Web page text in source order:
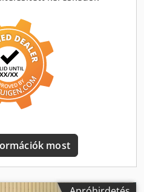
- opcionális:
automatikus
- Jelzőfény a működési
Adqsf - EZCAD
lézerszoftver) - Pilot
- Fókuszkereső
alkatrészmagasság kb.
Z-tengely (a munkasík
készült keret - 230 V-os
(LxSxH) - Súly: kb.
most